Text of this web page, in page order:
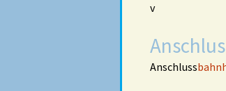
v
Anschluss